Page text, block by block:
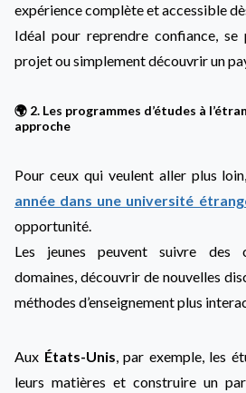
expérience complète et accessible
Idéal pour reprendre confiance, se
projet ou simplement découvrir un
🌍 2. Les programmes d’études à
approche
Pour ceux qui veulent aller plus loin,
année dans une université
opportunité.
Les jeunes peuvent suivre des
domaines, découvrir de nouvelles
méthodes d’enseignement plus
Aux États-Unis, par exemple, les
leurs matières et construire un